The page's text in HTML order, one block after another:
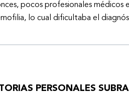
pocos profesionales médicos
lo cual dificultaba el
PERSONALES